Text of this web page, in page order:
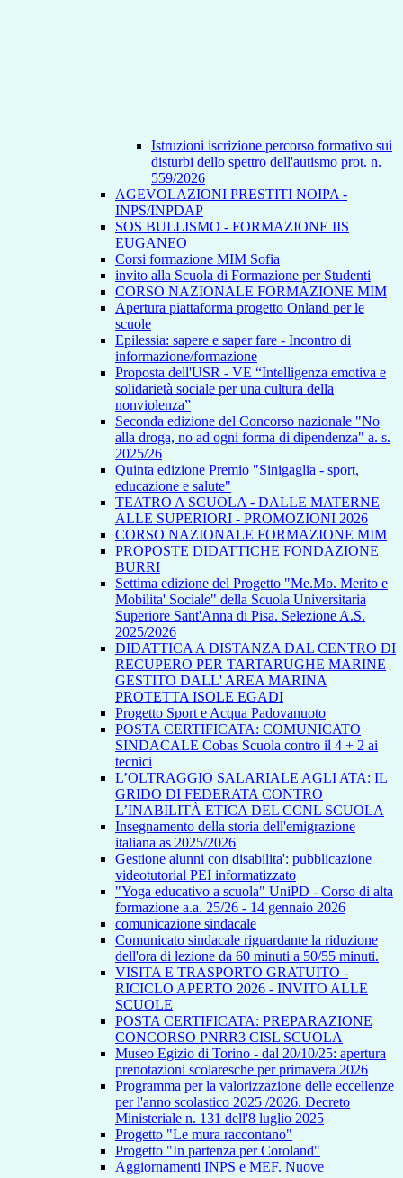
Istruzioni iscrizione percorso formativo sui
disturbi dello spettro dell'autismo prot. n.
559/2026
AGEVOLAZIONI PRESTITI NOIPA -
INPS/INPDAP
SOS BULLISMO - FORMAZIONE IIS
EUGANEO
Corsi formazione MIM Sofia
invito alla Scuola di Formazione per Studenti
CORSO NAZIONALE FORMAZIONE MIM
Apertura piattaforma progetto Onland per le
scuole
Epilessia: sapere e saper fare - Incontro di
informazione/formazione
Proposta dell'USR - VE “Intelligenza emotiva e
solidarietà sociale per una cultura della
nonviolenza”
Seconda edizione del Concorso nazionale "No
alla droga, no ad ogni forma di dipendenza" a. s.
2025/26
Quinta edizione Premio "Sinigaglia - sport,
educazione e salute"
TEATRO A SCUOLA - DALLE MATERNE
ALLE SUPERIORI - PROMOZIONI 2026
CORSO NAZIONALE FORMAZIONE MIM
PROPOSTE DIDATTICHE FONDAZIONE
BURRI
Settima edizione del Progetto "Me.Mo. Merito e
Mobilita' Sociale" della Scuola Universitaria
Superiore Sant'Anna di Pisa. Selezione A.S.
2025/2026
DIDATTICA A DISTANZA DAL CENTRO DI
RECUPERO PER TARTARUGHE MARINE
GESTITO DALL' AREA MARINA
PROTETTA ISOLE EGADI
Progetto Sport e Acqua Padovanuoto
POSTA CERTIFICATA: COMUNICATO
SINDACALE Cobas Scuola contro il 4 + 2 ai
tecnici
L’OLTRAGGIO SALARIALE AGLI ATA: IL
GRIDO DI FEDERATA CONTRO
L’INABILITÀ ETICA DEL CCNL SCUOLA
Insegnamento della storia dell'emigrazione
italiana as 2025/2026
Gestione alunni con disabilita': pubblicazione
videotutorial PEI informatizzato
"Yoga educativo a scuola" UniPD - Corso di alta
formazione a.a. 25/26 - 14 gennaio 2026
comunicazione sindacale
Comunicato sindacale riguardante la riduzione
dell'ora di lezione da 60 minuti a 50/55 minuti.
VISITA E TRASPORTO GRATUITO -
RICICLO APERTO 2026 - INVITO ALLE
SCUOLE
POSTA CERTIFICATA: PREPARAZIONE
CONCORSO PNRR3 CISL SCUOLA
Museo Egizio di Torino - dal 20/10/25: apertura
prenotazioni scolaresche per primavera 2026
Programma per la valorizzazione delle eccellenze
per l'anno scolastico 2025 /2026. Decreto
Ministeriale n. 131 dell'8 luglio 2025
Progetto "Le mura raccontano"
Progetto "In partenza per Coroland"
Aggiornamenti INPS e MEF. Nuove